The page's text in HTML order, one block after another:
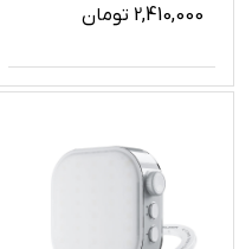
2,410,000 تومان